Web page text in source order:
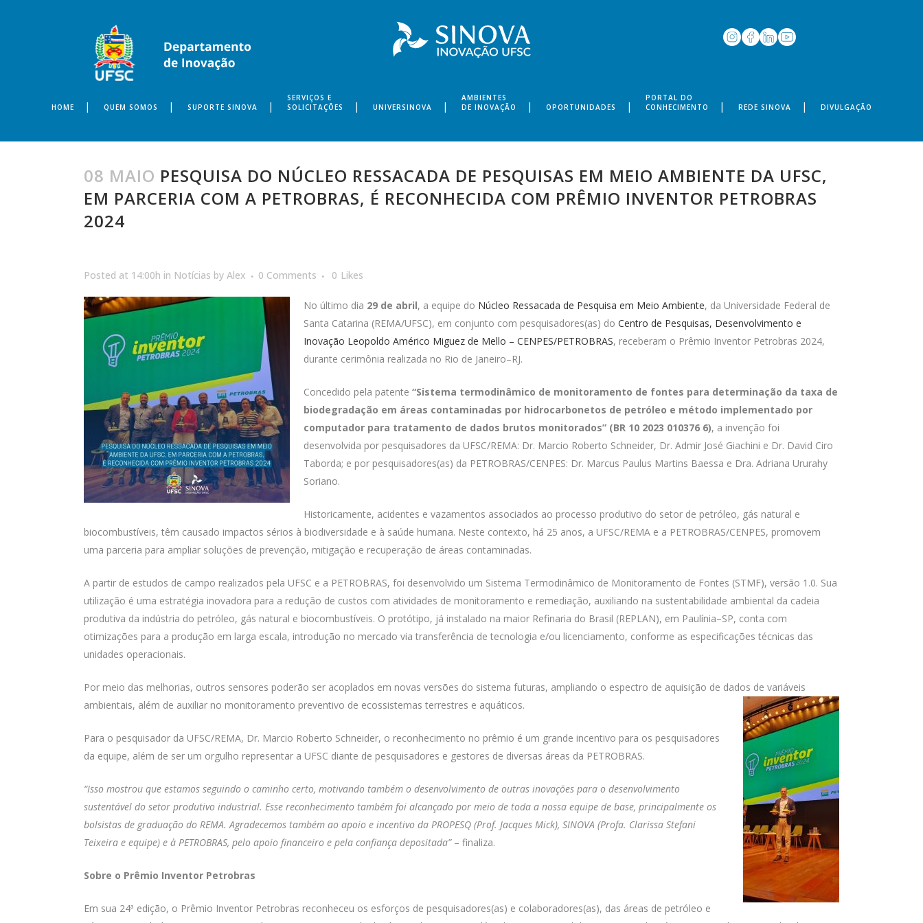
HOME QUEM SOMOS SUPORTE SINOVA
SERVIÇOS E
SOLICITAÇÕES
UNIVERSINOVA
AMBIENTES
DE INOVAÇÃO
OPORTUNIDADES
PORTAL DO
CONHECIMENTO
REDE SINOVA DIVULGAÇÃO
08 MAIO PESQUISA DO NÚCLEO RESSACADA DE PESQUISAS EM MEIO AMBIENTE DA UFSC,
EM PARCERIA COM A PETROBRAS, É RECONHECIDA COM PRÊMIO INVENTOR PETROBRAS
2024
Posted at 14:00h in Notícias by Alex 0 Comments 0 Likes
No último dia 29 de abril, a equipe do Núcleo Ressacada de Pesquisa em Meio Ambiente, da Universidade Federal de
Santa Catarina (REMA/UFSC), em conjunto com pesquisadores(as) do Centro de Pesquisas, Desenvolvimento e
Inovação Leopoldo Américo Miguez de Mello – CENPES/PETROBRAS, receberam o Prêmio Inventor Petrobras 2024,
durante cerimônia realizada no Rio de Janeiro–RJ.
Concedido pela patente “Sistema termodinâmico de monitoramento de fontes para determinação da taxa de
biodegradação em áreas contaminadas por hidrocarbonetos de petróleo e método implementado por
computador para tratamento de dados brutos monitorados” (BR 10 2023 010376 6), a invenção foi
desenvolvida por pesquisadores da UFSC/REMA: Dr. Marcio Roberto Schneider, Dr. Admir José Giachini e Dr. David Ciro
Taborda; e por pesquisadores(as) da PETROBRAS/CENPES: Dr. Marcus Paulus Martins Baessa e Dra. Adriana Ururahy
Soriano.
Historicamente, acidentes e vazamentos associados ao processo produtivo do setor de petróleo, gás natural e
biocombustíveis, têm causado impactos sérios à biodiversidade e à saúde humana. Neste contexto, há 25 anos, a UFSC/REMA e a PETROBRAS/CENPES, promovem
uma parceria para ampliar soluções de prevenção, mitigação e recuperação de áreas contaminadas.
A partir de estudos de campo realizados pela UFSC e a PETROBRAS, foi desenvolvido um Sistema Termodinâmico de Monitoramento de Fontes (STMF), versão 1.0. Sua
utilização é uma estratégia inovadora para a redução de custos com atividades de monitoramento e remediação, auxiliando na sustentabilidade ambiental da cadeia
produtiva da indústria do petróleo, gás natural e biocombustíveis. O protótipo, já instalado na maior Refinaria do Brasil (REPLAN), em Paulínia–SP, conta com
otimizações para a produção em larga escala, introdução no mercado via transferência de tecnologia e/ou licenciamento, conforme as especificações técnicas das
unidades operacionais.
Por meio das melhorias, outros sensores poderão ser acoplados em novas versões do sistema futuras, ampliando o espectro de aquisição de dados de variáveis
ambientais, além de auxiliar no monitoramento preventivo de ecossistemas terrestres e aquáticos.
Para o pesquisador da UFSC/REMA, Dr. Marcio Roberto Schneider, o reconhecimento no prêmio é um grande incentivo para os pesquisadores
da equipe, além de ser um orgulho representar a UFSC diante de pesquisadores e gestores de diversas áreas da PETROBRAS.
“Isso mostrou que estamos seguindo o caminho certo, motivando também o desenvolvimento de outras inovações para o desenvolvimento
sustentável do setor produtivo industrial. Esse reconhecimento também foi alcançado por meio de toda a nossa equipe de base, principalmente os
bolsistas de graduação do REMA. Agradecemos também ao apoio e incentivo da PROPESQ (Prof. Jacques Mick), SINOVA (Profa. Clarissa Stefani
Teixeira e equipe) e à PETROBRAS, pelo apoio financeiro e pela confiança depositada”– finaliza.
Sobre o Prêmio Inventor Petrobras
Em sua 24ª edição, o Prêmio Inventor Petrobras reconheceu os esforços de pesquisadores(as) e colaboradores(as), das áreas de petróleo e